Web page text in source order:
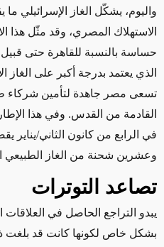
الاستهلاك المصري، وقد مثّل هذا
حساسة بالنسبة للقاهرة حتى
الذي يعتمد بدرجة أكبر على الغاز
تسعى مصر جاهدة لتأمين شركاء
القادمة من القدس. وفي هذا
في الرابع من كانون الثاني/يناير
وعشرين شحنة من الغاز الطبيعي
تصاعد التوترات
يبدو التراجع الحاصل في العلاقات
بشكل خاص لكونها كانت قد بلغت